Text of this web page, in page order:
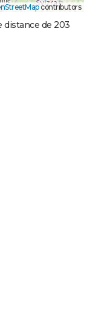
contributors
distance de 203